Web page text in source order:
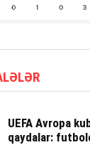
UEFA Avropa
qaydalar: